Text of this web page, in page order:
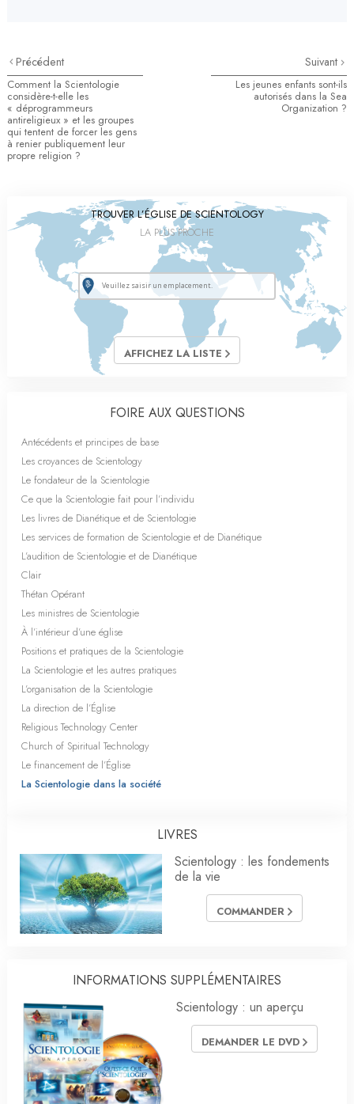
Précédent
Comment la Scientologie
considère-t-elle les
« déprogrammeurs
antireligieux » et les groupes
qui tentent de forcer les gens
à renier publiquement leur
propre religion ?
Suivant
Les jeunes enfants sont-ils
autorisés dans la Sea
Organization ?
TROUVER L’ÉGLISE DE SCIENTOLOGY
LA PLUS PROCHE
AFFICHEZ LA LISTE
FOIRE AUX QUESTIONS
Antécédents et principes de base
Les croyances de Scientology
Le fondateur de la Scientologie
Ce que la Scientologie fait pour l’individu
Les livres de Dianétique et de Scientologie
Les services de formation de Scientologie et de Dianétique
L’audition de Scientologie et de Dianétique
Clair
Thétan Opérant
Les ministres de Scientologie
À l’intérieur d’une église
Positions et pratiques de la Scientologie
La Scientologie et les autres pratiques
L’organisation de la Scientologie
La direction de l’Église
Religious Technology Center
Church of Spiritual Technology
Le financement de l’Église
La Scientologie dans la société
LIVRES
Scientology : les fondements
de la vie
COMMANDER
INFORMATIONS SUPPLÉMENTAIRES
Scientology : un aperçu
DEMANDER LE DVD